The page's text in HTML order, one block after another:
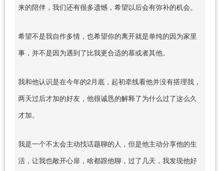
来的陪伴，我们还有很多遗憾，希望以后会有弥补的机会。
希望不是我自作多情，也希望你的离开就是单纯的因为家里
事，并不是因为遇到了比我更合适的慕或者其他。
我和他认识是在今年的2月底，起初牵线看他并没有搭理我，
两天过后才加的好友，他很诚恳的解释了为什么过了这么久
才加。
我是一个不太会主动找话题聊的人，但是他主动分享他的生
活，让我也敞开心扉，啥都跟他聊，过了几天，我发现他好